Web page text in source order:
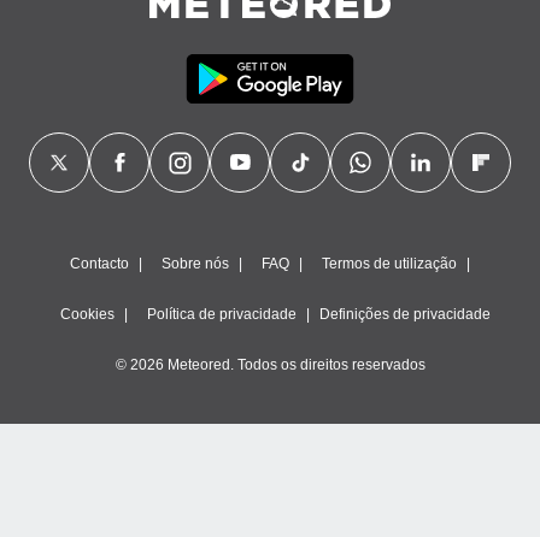
Contacto Sobre nós FAQ Termos de utilização
Cookies Política de privacidade Definições de privacidade
© 2026 Meteored. Todos os direitos reservados